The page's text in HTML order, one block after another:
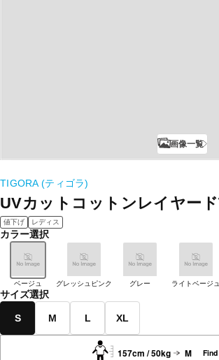
画像一覧
TIGORA (ティゴラ)
UVカットコットンレイヤー
値下げ レディス
カラー選択
ベージュ グレッシュピンク グレー ライトベージュ
サイズ選択
S M L XL
157cm / 50kg M